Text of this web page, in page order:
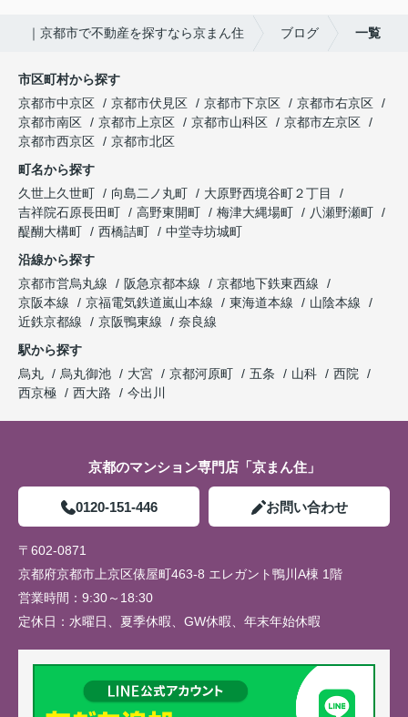
｜京都市で不動産を探すなら京まん住 ブログ 一覧
市区町村から探す
京都市中京区
京都市伏見区 京都市下京区
京都市右京区
京都市南区
京都市上京区 京都市山科区
京都市左京区
京都市西京区
京都市北区
町名から探す
久世上久世町
向島二ノ丸町
大原野西境谷町２丁目
吉祥院石原長田町
高野東開町 梅津大縄場町
八瀬野瀬町
醍醐大構町
西橋詰町
中堂寺坊城町
沿線から探す
京都市営烏丸線
阪急京都本線
京都地下鉄東西線
京阪本線
京福電気鉄道嵐山本線 東海道本線
山陰本線
近鉄京都線
京阪鴨東線
奈良線
駅から探す
烏丸
烏丸御池 大宮 京都河原町 五条 山科
西院
西京極
西大路 今出川
京都のマンション専門店「京まん住」
0120-151-446 お問い合わせ
〒602-0871
京都府京都市上京区俵屋町463-8 エレガント鴨川A棟 1階
営業時間： 9:30～18:30
定休日： 水曜日、夏季休暇、GW休暇、年末年始休暇